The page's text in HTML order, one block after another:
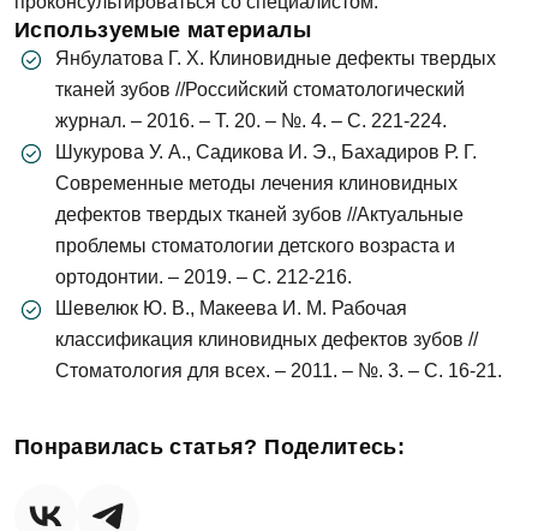
Используемые материалы
Янбулатова Г. Х. Клиновидные дефекты твердых
тканей зубов //Российский стоматологический
журнал. – 2016. – Т. 20. – №. 4. – С. 221-224.
Шукурова У. А., Садикова И. Э., Бахадиров Р. Г.
Современные методы лечения клиновидных
дефектов твердых тканей зубов //Актуальные
проблемы стоматологии детского возраста и
ортодонтии. – 2019. – С. 212-216.
Шевелюк Ю. В., Макеева И. М. Рабочая
классификация клиновидных дефектов зубов //
Стоматология для всех. – 2011. – №. 3. – С. 16-21.
Понравилась статья? Поделитесь:
данных
Записаться на приём
Согласен наобработку персональных
данных
Отправить